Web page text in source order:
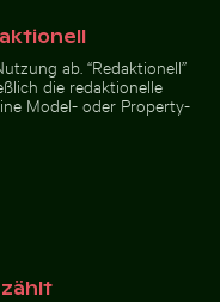
ab. “Redaktionell”
die redaktionelle
Model- oder Property-